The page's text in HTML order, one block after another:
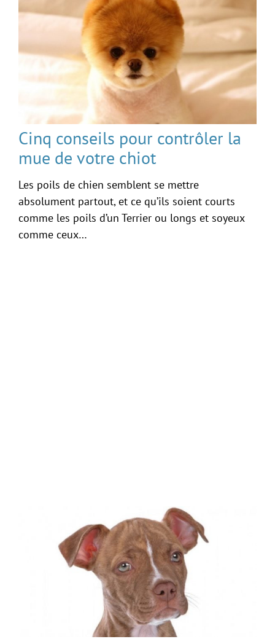
Cinq conseils pour contrôler la
mue de votre chiot
Les poils de chien semblent se mettre
absolument partout, et ce qu’ils soient courts
comme les poils d’un Terrier ou longs et soyeux
comme ceux…